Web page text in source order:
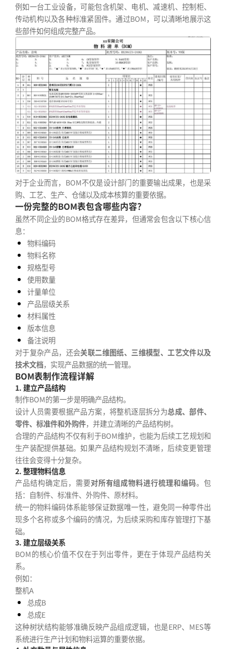
例如一台工业设备，可能包含机架、电机、减速机、控制柜、
传动机构以及各种标准紧固件。通过BOM，可以清晰地展示这
些部件如何组成完整产品。
对于企业而言，BOM不仅是设计部门的重要输出成果，也是采
购、工艺、生产、仓储以及成本核算的重要依据。
一份完整的BOM表包含哪些内容？
虽然不同企业的BOM格式存在差异，但通常会包含以下核心信
息：
物料编码
物料名称
规格型号
使用数量
计量单位
产品层级关系
材料属性
版本信息
备注说明
对于复杂产品，还会关联二维图纸、三维模型、工艺文件以及
技术文档，实现产品数据的统一管理。
BOM表制作流程详解
1. 建立产品结构
制作BOM的第一步是明确产品结构。
设计人员需要根据产品方案，将整机逐层拆分为总成、部件、
零件、标准件和外购件，并建立清晰的产品结构树。
合理的产品结构不仅有利于BOM维护，也能为后续工艺规划和
生产装配提供基础。如果产品结构规划不清晰，后续变更管理
往往会变得十分复杂。
2. 整理物料信息
产品结构确定后，需要对所有组成物料进行梳理和编码。包
括：自制件、标准件、外购件、原材料。
统一的物料编码体系能够保证数据唯一性，避免同一种零件出
现多个名称或多个编码的情况，为后续采购和库存管理打下基
础。
3. 建立层级关系
BOM的核心价值不仅在于列出零件，更在于体现产品结构关
系。
例如：
整机A
总成B
总成E
这种树状结构能够准确反映产品组成逻辑，也是ERP、MES等
系统进行生产计划和物料运算的重要依据。